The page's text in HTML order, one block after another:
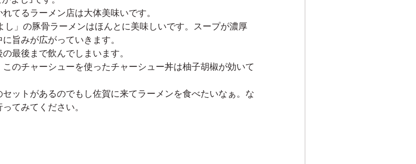
てるラーメン店は大体美味いです。
し」の豚骨ラーメンはほんとに美味しいです。スープが濃厚
旨みが広がっていきます。
最後まで飲んでしまいます。
のチャーシューを使ったチャーシュー丼は柚子胡椒が効いて
ットがあるのでもし佐賀に来てラーメンを食べたいなぁ。な
てみてください。